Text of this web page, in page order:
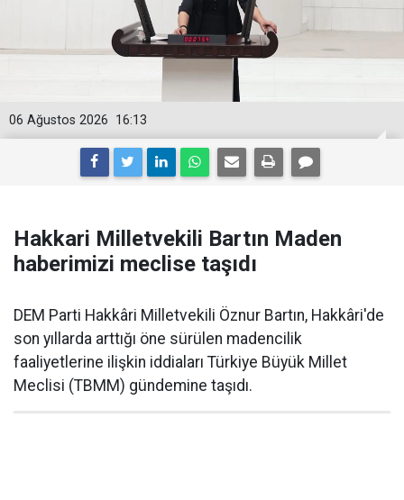
16:13
06 Ağustos 2026
Hakkari Milletvekili Bartın Maden
haberimizi meclise taşıdı
DEM Parti Hakkâri Milletvekili Öznur Bartın, Hakkâri'de
son yıllarda arttığı öne sürülen madencilik
faaliyetlerine ilişkin iddiaları Türkiye Büyük Millet
Meclisi (TBMM) gündemine taşıdı.